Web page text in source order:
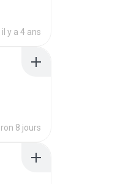
il y a 4 ans
8 jours